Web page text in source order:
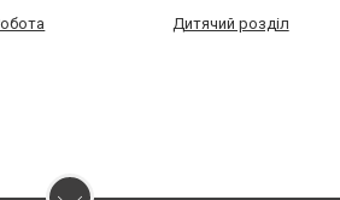
Дитячий розділ